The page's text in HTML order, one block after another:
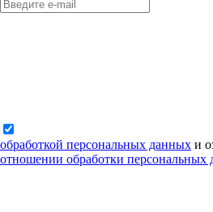
обработкой персональных данных и
отношении обработки персональных